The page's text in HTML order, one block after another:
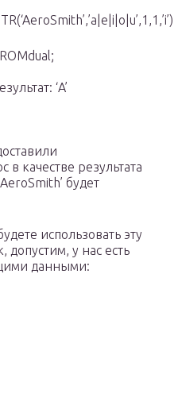
‘A’
в качестве результата
будет
использовать эту
у нас есть
данными: